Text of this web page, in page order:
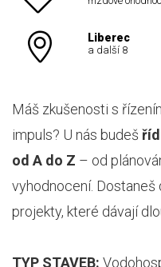
Liberec
a další 8
Máš zkušenosti s
impuls? U nás budeš
od A do Z – od
vyhodnocení. Dostaneš
projekty, které dávají
TYP STAVEB: